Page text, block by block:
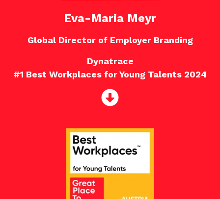
Eva-Maria Meyr
Global Director of Employer Branding
Dynatrace
#1 Best Workplaces for Young Talents 2024